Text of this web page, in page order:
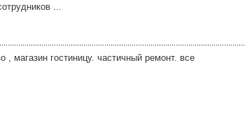
...
, магазин гостиницу. частичный ремонт. все